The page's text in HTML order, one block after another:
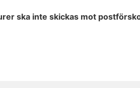
ska inte skickas mot